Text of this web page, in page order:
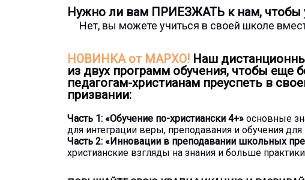
Нужно ли вам ПРИЕЗЖАТЬ к нам, чтобы
Нет, вы можете учиться в своей школе
НОВИНКА от МАРХО! Наш
из двух программ обучения, чтобы еще
педагогам-христианам преуспеть в
призвании:
Часть 1: «Обучение по-христиански 4+» основные
для интеграции веры, преподавания и обучения
Часть 2: «Инновации в преподавании школьных
христианские взгляды на знания и больше